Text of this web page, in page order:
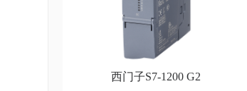
西门子S7-1200 G2